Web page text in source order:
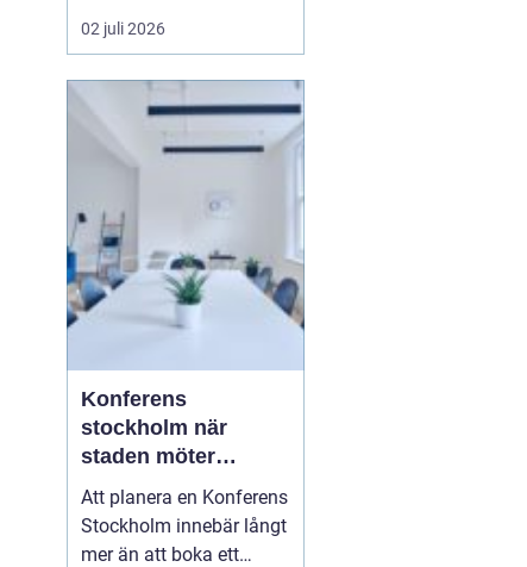
hantverk och personlig
stil möts. För många
Antikaffär Stockholm
lika mycket om känslan
som om själva köpet.
02 juli 2026
Konferens
stockholm när
staden möter
skärgård och
landsbygd
Att planera en Konferens
Stockholm innebär långt
mer än att boka ett